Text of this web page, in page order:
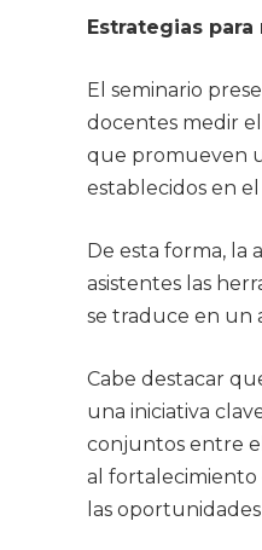
Estrategias
El seminario
docentes medir
que promueven
establecidos en el
De esta forma, la
asistentes las
se traduce en un
Cabe destacar
una iniciativa
conjuntos entre
al fortalecimiento
las